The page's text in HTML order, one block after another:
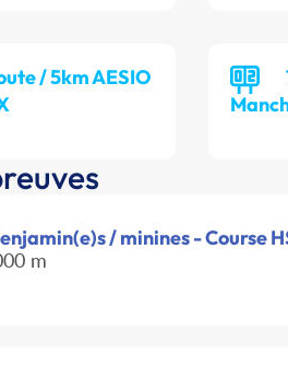
/ 5km AESIO
/ minines - Course
m